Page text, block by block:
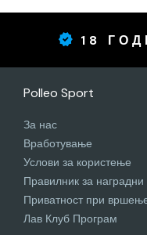
18
Polleo Sport
За нас
Вработување
Услови за користење
Правилник за наградни
Приватност при
Лав Клуб Програм